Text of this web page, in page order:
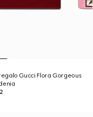
Gucci Flora Gorgeous